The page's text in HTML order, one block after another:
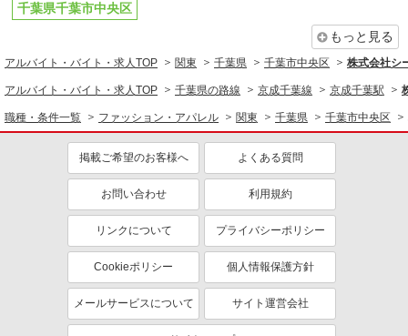
千葉県千葉市中央区
もっと見る
アルバイト・バイト・求人TOP 関東 千葉県 千葉市中央区 株式会社シ
アルバイト・バイト・求人TOP 千葉県の路線 京成千葉線 京成千葉駅
職種・条件一覧 ファッション・アパレル 関東 千葉県 千葉市中央区
掲載ご希望のお客様へ よくある質問
お問い合わせ 利用規約
リンクについて プライバシーポリシー
Cookieポリシー 個人情報保護方針
メールサービスについて サイト運営会社